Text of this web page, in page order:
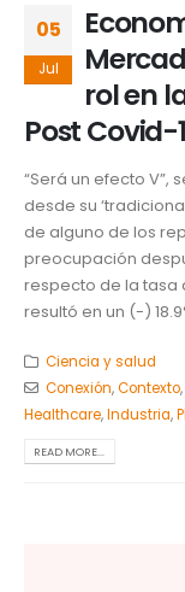
05
Jul
rol en
Post Covid-
“Será un efecto V”,
desde su
de alguno de los
preocupación
respecto de la tasa
resultó en un (-)
Ciencia y salud
Conexión,Contexto,
Healthcare,Industria,
READ MORE...